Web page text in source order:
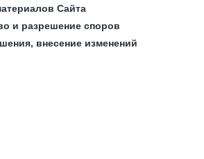
Сайта
и разрешение споров
внесение изменений